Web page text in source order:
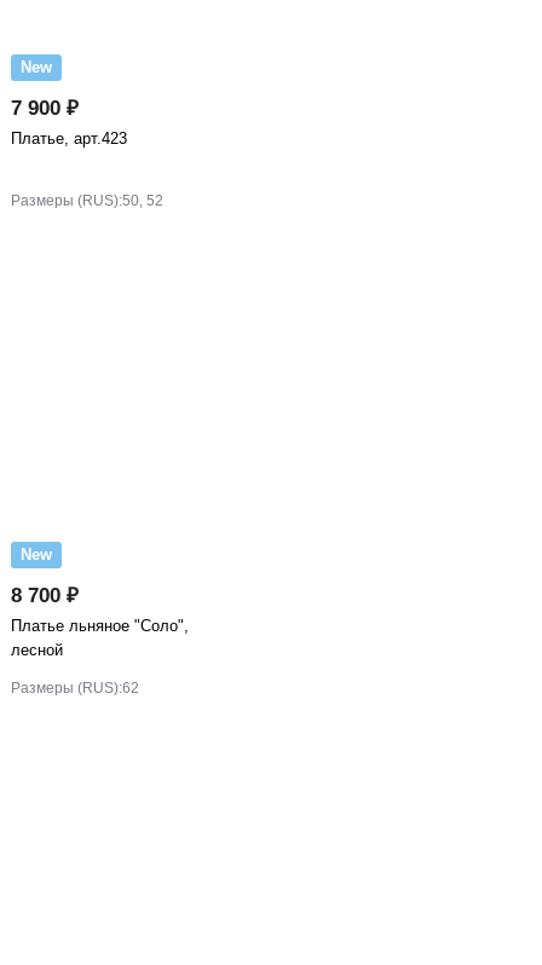
New
7 900 ₽
Платье, арт.423
Размеры (RUS):50, 52
New
8 700 ₽
Платье льняное "Соло",
лесной
Размеры (RUS):62